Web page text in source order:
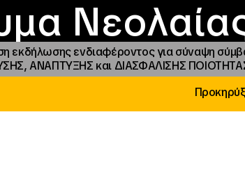
εκδήλωσης ενδιαφέροντος για σύναψη
ΑΝΑΠΤΥΞΗΣ και ΔΙΑΣΦΑΛΙΣΗΣ